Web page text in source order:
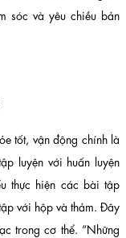
sóc và yêu chiều bản
tốt, vận động chính là
luyện với huấn luyện
thực hiện các bài tập
với hộp và thảm. Đây
trong cơ thể. “Những